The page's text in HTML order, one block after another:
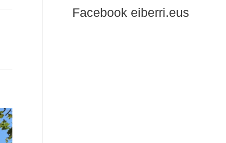
Facebook eiberri.eus